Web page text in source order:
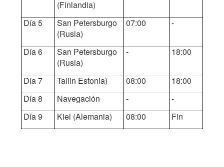
(Finlandia)
Día 5
San Petersburgo
(Rusia)
07:00 -
Día 6
San Petersburgo
(Rusia)
- 18:00
Día 7 Tallin Estonia) 08:00
18:00
Día 8
Navegación -
-
Día 9
Kiel (Alemania) 08:00 Fin